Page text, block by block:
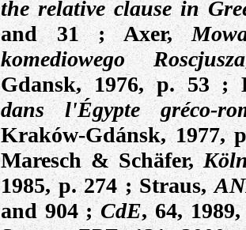
the relative clause in
and 31 ;Axer,
komediowego Roscjusza
Gdansk, 1976, p. 53 ;
dans l'Égypte gréco-
Kraków-Gdánsk, 1977,
Maresch & Schäfer,
1985, p.274;Straus,
and 904 ;CdE, 64,